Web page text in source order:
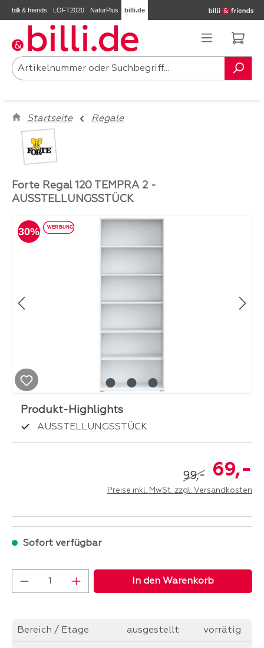
Zum Hauptinhalt springen
billi & friends LOFT2020 NaturPlus billi.de
Startseite Regale
30%
Bildergalerie überspringen
Forte Regal 120 TEMPRA 2 -
AUSSTELLUNGSSTÜCK
AUSSTELLUNGSSTÜCK
99,- 69,-
Preise inkl. MwSt. zzgl. Versandkosten
Sofort verfügbar
Produkt Anzahl: Gib den gewünschten
In den Warenkorb
Bereich / Etage ausgestellt vorrätig